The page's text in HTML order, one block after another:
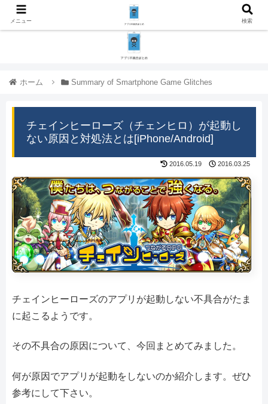
ホーム Summary of Smartphone Game Glitches
チェインヒーローズ（チェンヒロ）が起動し
ない原因と対処法とは[iPhone/Android]
2016.05.19 2016.03.25
チェインヒーローズのアプリが起動しない不具合がたま
に起こるようです。
その不具合の原因について、今回まとめてみました。
何が原因でアプリが起動をしないのか紹介します。ぜひ
参考にして下さい。
メニュー 検索